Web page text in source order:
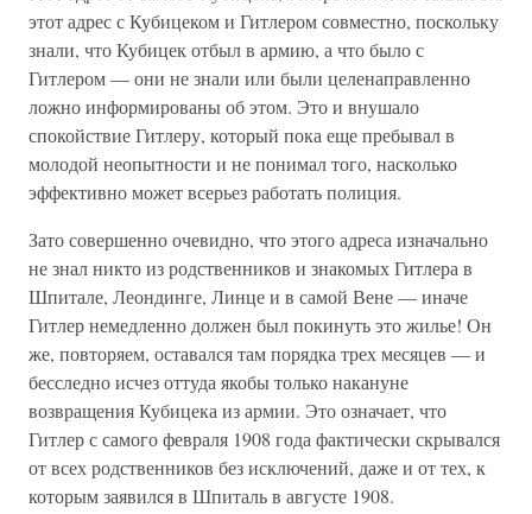
этот адрес с Кубицеком и Гитлером совместно, поскольку
знали, что Кубицек отбыл в армию, а что было с
Гитлером — они не знали или были целенаправленно
ложно информированы об этом. Это и внушало
спокойствие Гитлеру, который пока еще пребывал в
молодой неопытности и не понимал того, насколько
эффективно может всерьез работать полиция.
Зато совершенно очевидно, что этого адреса изначально
не знал никто из родственников и знакомых Гитлера в
Шпитале, Леондинге, Линце и в самой Вене — иначе
Гитлер немедленно должен был покинуть это жилье! Он
же, повторяем, оставался там порядка трех месяцев — и
бесследно исчез оттуда якобы только накануне
возвращения Кубицека из армии. Это означает, что
Гитлер с самого февраля 1908 года фактически скрывался
от всех родственников без исключений, даже и от тех, к
которым заявился в Шпиталь в августе 1908.